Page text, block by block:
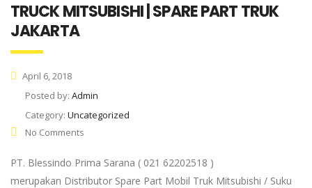
TRUCK MITSUBISHI | SPARE PART TRUK
JAKARTA
April 6, 2018
Posted by: Admin
Category: Uncategorized
No Comments
PT. Blessindo Prima Sarana ( 021 62202518 )
merupakan Distributor Spare Part Mobil Truk Mitsubishi / Suku